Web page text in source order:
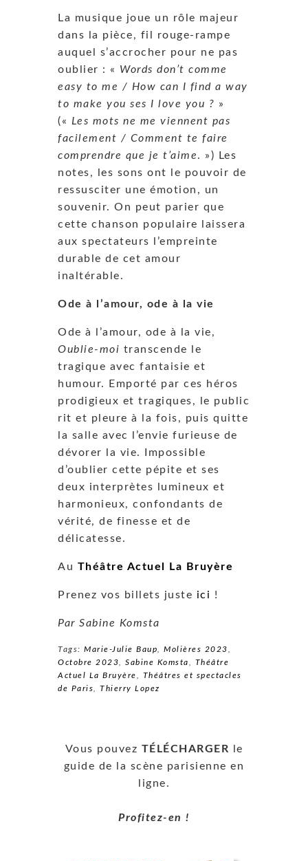
La musique joue un rôle majeur
dans la pièce, fil rouge-rampe
auquel s’accrocher pour ne pas
oublier : « Words don’t comme
easy to me / How can I find a way
to make you ses I love you ? »
(« Les mots ne me viennent pas
facilement / Comment te faire
comprendre que je t’aime. ») Les
notes, les sons ont le pouvoir de
ressusciter une émotion, un
souvenir. On peut parier que
cette chanson populaire laissera
aux spectateurs l’empreinte
durable de cet amour
inaltérable.
Ode à l’amour, ode à la vie
Ode à l’amour, ode à la vie,
Oublie-moi transcende le
tragique avec fantaisie et
humour. Emporté par ces héros
prodigieux et tragiques, le public
rit et pleure à la fois, puis quitte
la salle avec l’envie furieuse de
dévorer la vie. Impossible
d’oublier cette pépite et ses
deux interprètes lumineux et
harmonieux, confondants de
vérité, de finesse et de
délicatesse.
Au Théâtre Actuel La Bruyère
Prenez vos billets juste ici !
Par Sabine Komsta
Tags: Marie-Julie Baup Molières 2023
Octobre 2023
Sabine Komsta
Théâtre
Actuel La Bruyère
Théâtres et spectacles
de Paris
Thierry Lopez
Vous pouvez TÉLÉCHARGER le
guide de la scène parisienne en
ligne.
Profitez-en !